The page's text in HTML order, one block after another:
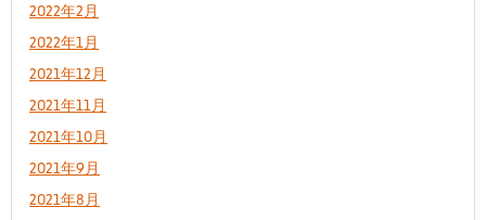
2022年2月
2022年1月
2021年12月
2021年11月
2021年10月
2021年9月
2021年8月